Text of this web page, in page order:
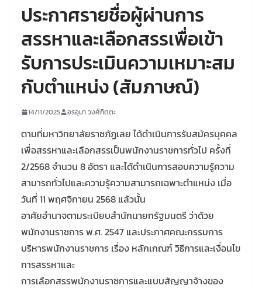
ประกาศรายชื่อผู้ผ่านการ
สรรหาและเลือกสรรเพื่อเข้า
รับการประเมินความเหมาะสม
กับตำแหน่ง (สัมภาษณ์)
14/11/2025 อรอุมา วงศ์กิตตะ
ตามที่มหาวิทยาลัยราชภัฏเลย ได้ดำเนินการรับสมัครบุคคล
เพื่อสรรหาและเลือกสรรเป็นพนักงานราชการทั่วไป ครั้งที่
2/2568 จำนวน 8 อัตรา และได้ดำเนินการสอบความรู้ความ
สามารถทั่วไปและความรู้ความสามารถเฉพาะตำแหน่ง เมื่อ
วันที่ 11 พฤศจิกายน 2568 แล้วนั้น
อาศัยอำนาจตามระเบียบสำนักนายกรัฐมนตรี ว่าด้วย
พนักงานราชการ พ.ศ. 2547 และประกาศคณะกรรมการ
บริหารพนักงานราชการ เรื่อง หลักเกณฑ์ วิธีการและเงื่อนไข
การสรรหาและ
การเลือกสรรพนักงานราชการและแบบสัญญาจ้างของ